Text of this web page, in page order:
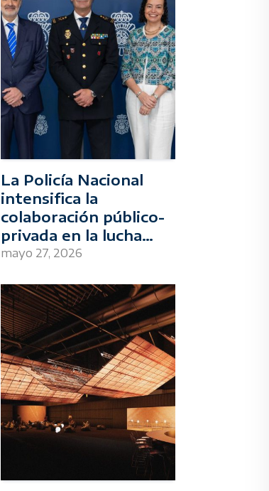
La Policía Nacional
intensifica la
colaboración público-
privada en la lucha
contra la financiación
radicalismos
mayo 27, 2026